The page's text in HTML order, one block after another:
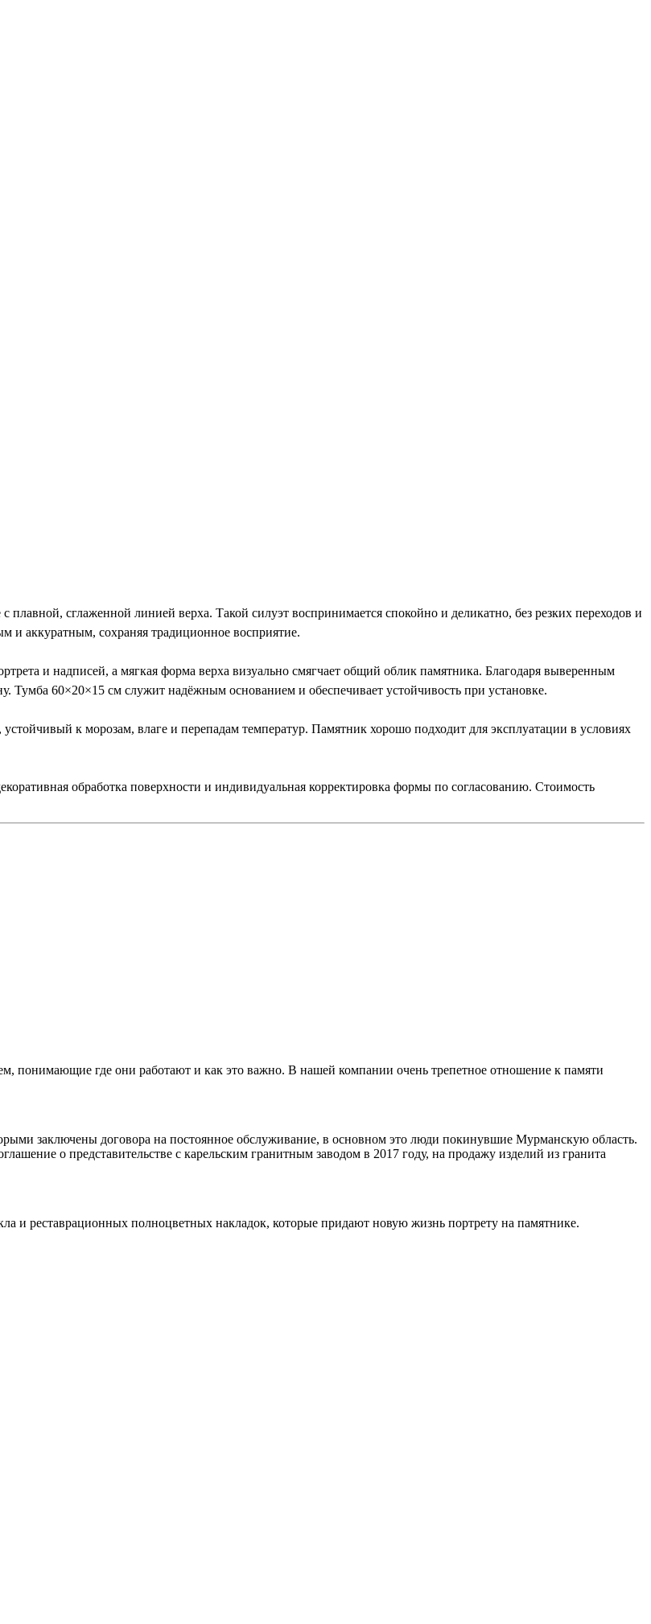
сглаженной линией верха. Такой силуэт воспринимается спокойно и деликатно, без резких переходов и
и аккуратным, сохраняя традиционное восприятие.
и надписей, а мягкая форма верха визуально смягчает общий облик памятника. Благодаря выверенным
60×20×15 см служит надёжным основанием и обеспечивает устойчивость при установке.
к морозам, влаге и перепадам температур. Памятник хорошо подходит для эксплуатации в условиях
обработка поверхности и индивидуальная корректировка формы по согласованию. Стоимость
понимающие где они работают и как это важно. В нашей компании очень трепетное отношение к памяти
заключены договора на постоянное обслуживание, в основном это люди покинувшие Мурманскую область.
о представительстве с карельским гранитным заводом в 2017 году, на продажу изделий из гранита
и реставрационных полноцветных накладок, которые придают новую жизнь портрету на памятнике.